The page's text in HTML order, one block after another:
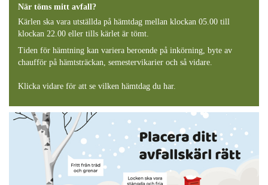
När töms mitt avfall?
Kärlen ska vara utställda på hämtdag mellan klockan 05.00 till
klockan 22.00 eller tills kärlet är tömt.
Tiden för hämtning kan variera beroende på inkörning, byte av
chaufför på hämtsträckan, semestervikarier och så vidare.
Klicka vidare för att se vilken hämtdag du har.